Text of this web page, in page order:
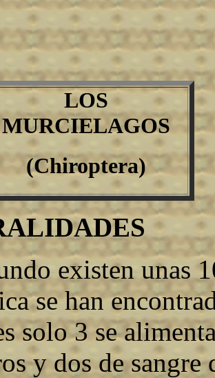
LOS
MURCIELAGOS
(Chiroptera)
existen unas
se han
solo 3 se
y dos de sangre